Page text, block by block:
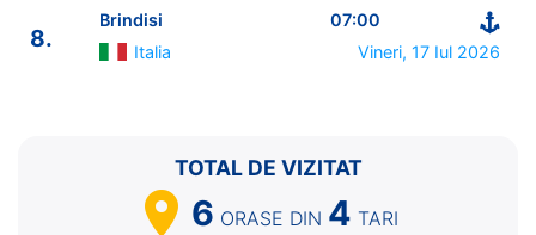
6.
Corfu Grecia
7. Kotor Muntenegru
8.
Brindisi
07:00
Italia
Vineri, 17 Iul 2026
TOTAL DE VIZITAT
6 ORASE DIN 4 TARI